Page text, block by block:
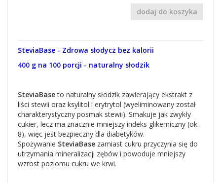
dodaj do koszyka
SteviaBase - Zdrowa słodycz bez kalorii
400 g na 100 porcji - naturalny słodzik
SteviaBaseto naturalny słodzik zawierający ekstrakt z
liści stewii oraz ksylitol i erytrytol (wyeliminowany został
charakterystyczny posmak stewii). Smakuje jak zwykły
cukier, lecz ma znacznie mniejszy indeks glikemiczny (ok.
8), więc jest bezpieczny dla diabetyków.
Spożywanie SteviaBase zamiast cukru przyczynia się do
utrzymania mineralizacji zębów i powoduje mniejszy
wzrost poziomu cukru we krwi.